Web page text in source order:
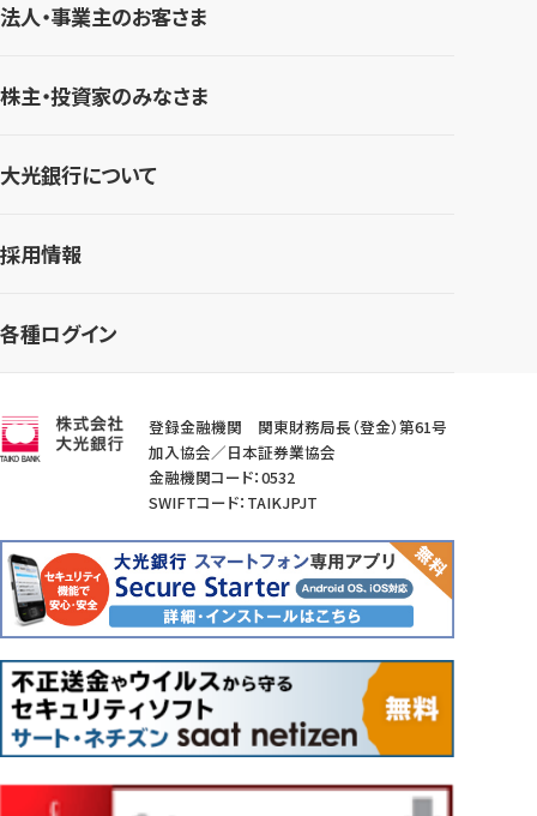
法人・事業主のお客さま
株主・投資家のみなさま
大光銀行について
採用情報
各種ログイン
登録金融機関 関東財務局長（登金）第61号
加入協会／日本証券業協会
金融機関コード：0532
SWIFTコード：TAIKJPJT